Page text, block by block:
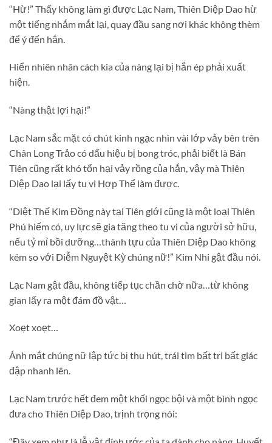
“Hừ!” Thấy không làm gì được Lạc Nam, Thiên Diệp Dao hừ
một tiếng nhắm mắt lại, quay đầu sang nơi khác không thèm
để ý đến hắn.
Hiển nhiên nhân cách kia của nàng lại bị hắn ép phải xuất
hiện.
“Nàng thật lợi hại!”
Lạc Nam sắc mặt có chút kinh ngạc nhìn vài lớp vảy bên trên
Chân Long Trảo có dấu hiệu bị bong tróc, phải biết là Bán
Tiên cũng rất khó tổn hại vảy rồng của hắn, vậy mà Thiên
Diệp Dao lại lấy tu vi Hợp Thể làm được.
“Diệt Thế Kim Đồng này tại Tiên giới cũng là một loại Thiên
Phú hiếm có, uy lực sẽ gia tăng theo tu vi của người sở hữu,
nếu tỷ mỉ bồi dưỡng…thành tựu của Thiên Diệp Dao không
kém so với Diễm Nguyệt Kỳ chúng nữ!” Kim Nhi gật đầu nói.
Lạc Nam gật đầu, không tiếp tục chần chờ nữa…từ không
gian lấy ra một đám đồ vật…
Xoẹt xoẹt…
Ánh mắt chúng nữ lập tức bị thu hút, trái tim bất tri bất giác
đập nhanh lên.
Lạc Nam trước hết đem một khối ngọc bội và một bình ngọc
đưa cho Thiên Diệp Dao, trịnh trọng nói: